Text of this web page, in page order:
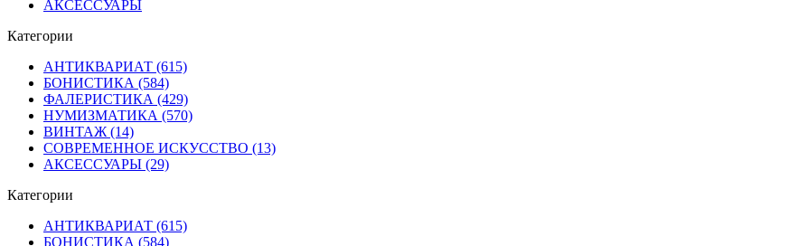
АКСЕССУАРЫ
Категории
АНТИКВАРИАТ (615)
БОНИСТИКА (584)
ФАЛЕРИСТИКА (429)
НУМИЗМАТИКА (570)
ВИНТАЖ (14)
СОВРЕМЕННОЕ ИСКУССТВО (13)
АКСЕССУАРЫ (29)
Категории
АНТИКВАРИАТ (615)
БОНИСТИКА (584)